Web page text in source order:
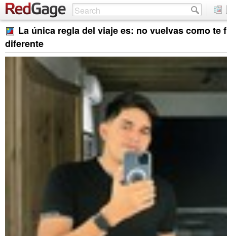
La única regla del viaje es: no vuelvas como te
diferente